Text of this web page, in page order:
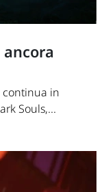
continua in
Souls,...